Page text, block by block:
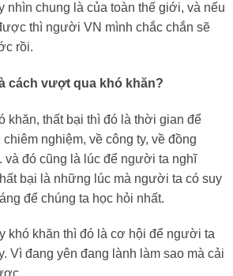
nhìn chung là của toàn thế giới, và nếu
thì người VN mình chắc chắn sẽ
rồi.
cách vượt qua khó khăn?
khăn, thất bại thì đó là thời gian để
nghiệm, về công ty, về đồng
đó cũng là lúc để người ta nghĩ
bại là những lúc mà người ta có suy
để chúng ta học hỏi nhất.
khó khăn thì đó là cơ hội để người ta
Vì đang yên đang lành làm sao mà cải